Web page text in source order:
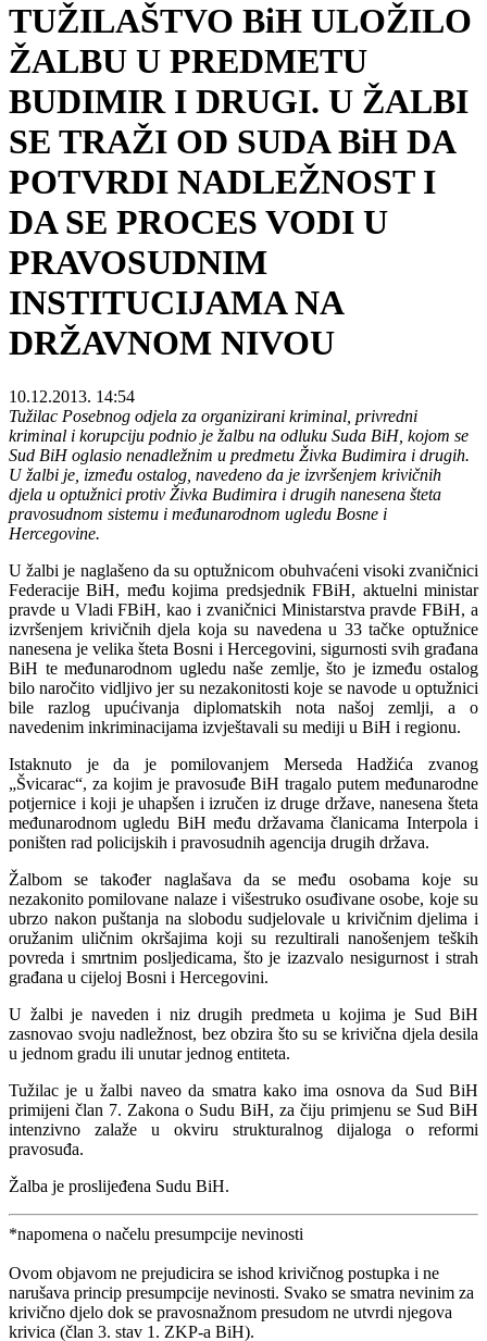
TUŽILAŠTVO BiH ULOŽILO
ŽALBU U PREDMETU
BUDIMIR I DRUGI. U ŽALBI
SE TRAŽI OD SUDA BiH DA
POTVRDI NADLEŽNOST I
DA SE PROCES VODI U
PRAVOSUDNIM
INSTITUCIJAMA NA
DRŽAVNOM NIVOU
10.12.2013. 14:54
Tužilac Posebnog odjela za organizirani kriminal, privredni
kriminal i korupciju podnio je žalbu na odluku Suda BiH, kojom se
Sud BiH oglasio nenadležnim u predmetu Živka Budimira i drugih.
U žalbi je, između ostalog, navedeno da je izvršenjem krivičnih
djela u optužnici protiv Živka Budimira i drugih nanesena šteta
pravosudnom sistemu i međunarodnom ugledu Bosne i
Hercegovine.
U žalbi je naglašeno da su optužnicom obuhvaćeni visoki zvaničnici
Federacije BiH, među kojima predsjednik FBiH, aktuelni ministar
pravde u Vladi FBiH, kao i zvaničnici Ministarstva pravde FBiH, a
izvršenjem krivičnih djela koja su navedena u 33 tačke optužnice
nanesena je velika šteta Bosni i Hercegovini, sigurnosti svih građana
BiH te međunarodnom ugledu naše zemlje, što je između ostalog
bilo naročito vidljivo jer su nezakonitosti koje se navode u optužnici
bile razlog upućivanja diplomatskih nota našoj zemlji, a o
navedenim inkriminacijama izvještavali su mediji u BiH i regionu.
Istaknuto je da je pomilovanjem Merseda Hadžića zvanog
„Švicarac“, za kojim je pravosuđe BiH tragalo putem međunarodne
potjernice i koji je uhapšen i izručen iz druge države, nanesena šteta
međunarodnom ugledu BiH među državama članicama Interpola i
poništen rad policijskih i pravosudnih agencija drugih država.
Žalbom se također naglašava da se među osobama koje su
nezakonito pomilovane nalaze i višestruko osuđivane osobe, koje su
ubrzo nakon puštanja na slobodu sudjelovale u krivičnim djelima i
oružanim uličnim okršajima koji su rezultirali nanošenjem teških
povreda i smrtnim posljedicama, što je izazvalo nesigurnost i strah
građana u cijeloj Bosni i Hercegovini.
U žalbi je naveden i niz drugih predmeta u kojima je Sud BiH
zasnovao svoju nadležnost, bez obzira što su se krivična djela desila
u jednom gradu ili unutar jednog entiteta.
Tužilac je u žalbi naveo da smatra kako ima osnova da Sud BiH
primijeni član 7. Zakona o Sudu BiH, za čiju primjenu se Sud BiH
intenzivno zalaže u okviru strukturalnog dijaloga o reformi
pravosuđa.
Žalba je proslijeđena Sudu BiH.
*napomena o načelu presumpcije nevinosti
Ovom objavom ne prejudicira se ishod krivičnog postupka i ne
narušava princip presumpcije nevinosti. Svako se smatra nevinim za
krivično djelo dok se pravosnažnom presudom ne utvrdi njegova
krivica (član 3. stav 1. ZKP-a BiH).